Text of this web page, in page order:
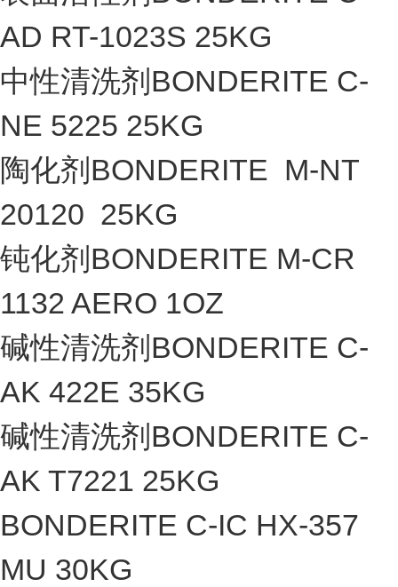
AD RT-1023S 25KG
中性清洗剂BONDERITE C-
NE 5225 25KG
陶化剂BONDERITE M-NT
20120 25KG
钝化剂BONDERITE M-CR
1132 AERO 1OZ
碱性清洗剂BONDERITE C-
AK 422E 35KG
碱性清洗剂BONDERITE C-
AK T7221 25KG
BONDERITE C-IC HX-357
MU 30KG